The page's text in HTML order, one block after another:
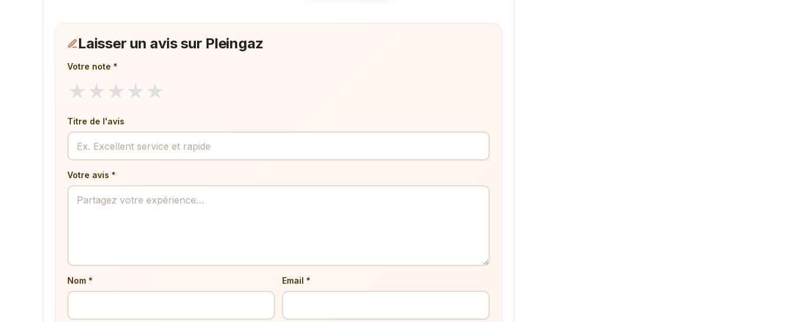
Laisser un avis sur Pleingaz
Votre note *
★ ★ ★ ★ ★
Titre de l'avis
Votre avis *
Nom * Email *